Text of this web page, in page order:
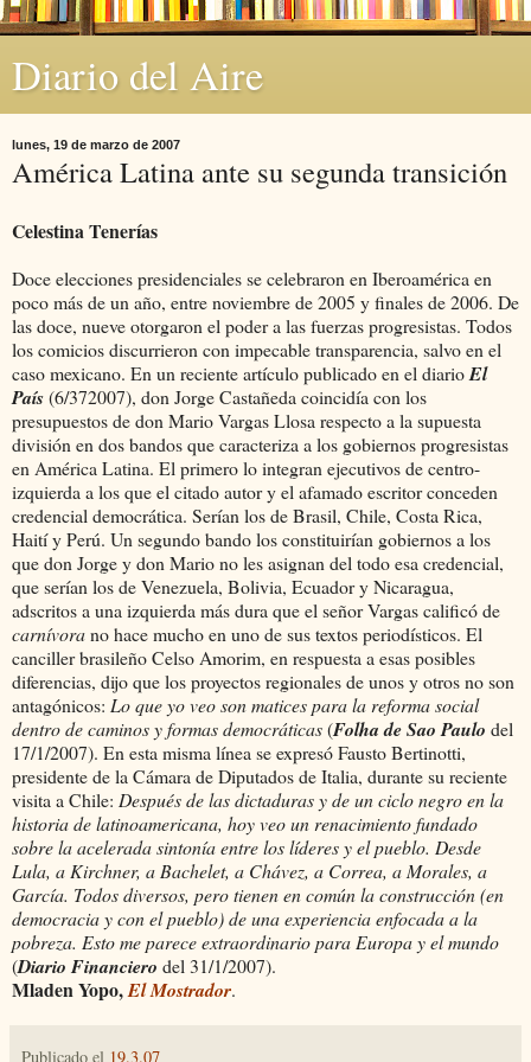
Diario del Aire
lunes, 19 de marzo de 2007
América Latina ante su segunda transición
Celestina Tenerías
Doce elecciones presidenciales se celebraron en Iberoamérica en
poco más de un año, entre noviembre de 2005 y finales de 2006. De
las doce, nueve otorgaron el poder a las fuerzas progresistas. Todos
los comicios discurrieron con impecable transparencia, salvo en el
caso mexicano. En un reciente artículo publicado en el diarioEl
País(6/372007), don Jorge Castañeda coincidía con los
presupuestos de don Mario Vargas Llosa respecto a la supuesta
división en dos bandos que caracteriza a los gobiernos progresistas
en América Latina. El primero lo integran ejecutivos de centro-
izquierda a los que el citado autor y el afamado escritor conceden
credencial democrática. Serían los de Brasil, Chile, Costa Rica,
Haití y Perú. Un segundo bando los constituirían gobiernos a los
que don Jorge y don Mario no les asignan del todo esa credencial,
que serían los de Venezuela, Bolivia, Ecuador y Nicaragua,
adscritos a una izquierda más dura que el señor Vargas calificó de
carnívorano hace mucho en uno de sus textos periodísticos. El
canciller brasileño Celso Amorim, en respuesta a esas posibles
diferencias, dijo que los proyectos regionales de unos y otros no son
antagónicos: Lo que yo veo son matices para la reforma social
dentro de caminos y formas democráticas(Folha de Sao Paulo del
17/1/2007). En esta misma línea se expresó Fausto Bertinotti,
presidente de la Cámara de Diputados de Italia, durante su reciente
visita a Chile: Después de las dictaduras y de un ciclo negro en la
historia de latinoamericana, hoy veo un renacimiento fundado
sobre la acelerada sintonía entre los líderes y el pueblo. Desde
Lula, a Kirchner, a Bachelet, a Chávez, a Correa, a Morales, a
García. Todos diversos, pero tienen en común la construcción (en
democracia y con el pueblo) de una experiencia enfocada a la
pobreza. Esto me parece extraordinario para Europa y el mundo
(Diario Financiero del 31/1/2007).
Mladen Yopo,El Mostrador.
Publicado el 19.3.07